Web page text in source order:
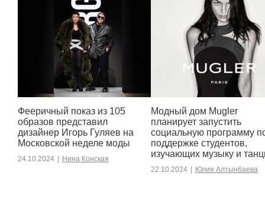
Фееричный показ из 105
образов представил
дизайнер Игорь Гуляев на
Московской неделе моды
24.10.2024 Нина Конская
Модный дом Mugler
планирует запустить
социальную программу
поддержке студентов,
изучающих музыку и
22.10.2024 Юлия Алтынбаева